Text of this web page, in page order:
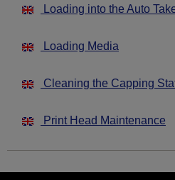
Loading into the Auto
Loading Media
Cleaning the Capping
Print Head Maintenance